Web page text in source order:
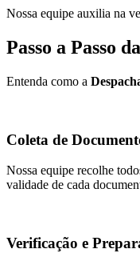
Nossa equipe auxilia na
Passo a Passo
Entenda como a
Coleta de
Nossa equipe recolhe
validade de cada
Verificação e